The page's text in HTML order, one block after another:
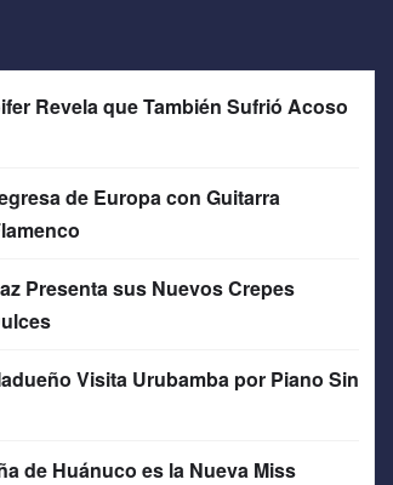
Revela que También Sufrió Acoso
de Europa con Guitarra
Presenta sus Nuevos Crepes
Visita Urubamba por Piano Sin
de Huánuco es la Nueva Miss